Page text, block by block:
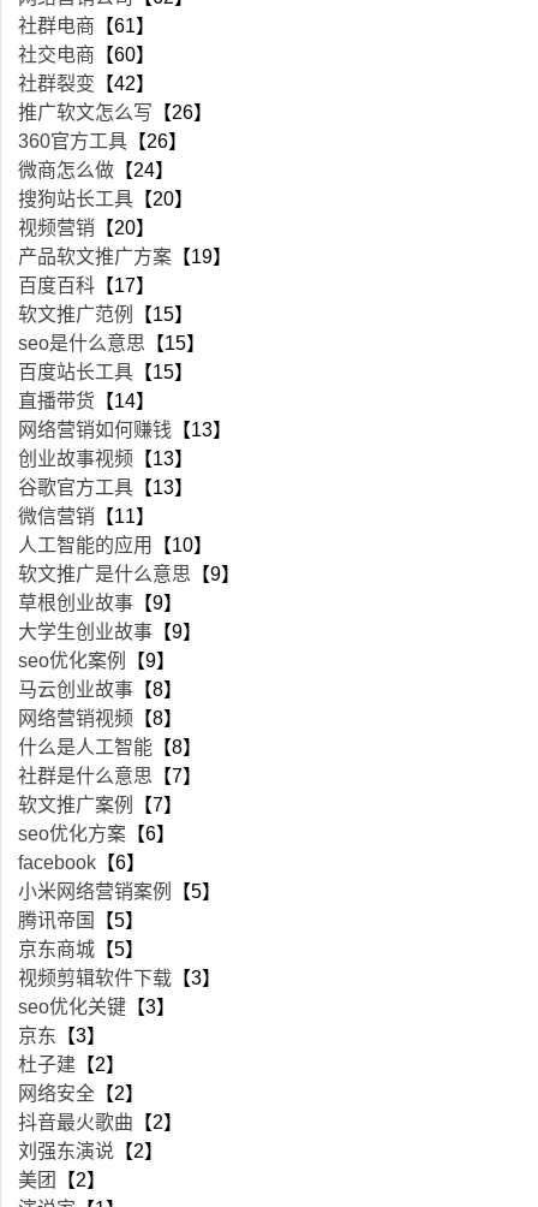
社群电商 【61】
社交电商 【60】
社群裂变 【42】
推广软文怎么写 【26】
360官方工具 【26】
微商怎么做 【24】
搜狗站长工具 【20】
视频营销 【20】
产品软文推广方案 【19】
百度百科 【17】
软文推广范例
【15】
seo是什么意思 【15】
百度站长工具 【15】
直播带货 【14】
网络营销如何赚钱 【13】
创业故事视频 【13】
谷歌官方工具 【13】
微信营销 【11】
人工智能的应用
【10】
软文推广是什么意思 【9】
草根创业故事 【9】
大学生创业故事 【9】
seo优化案例
【9】
马云创业故事 【8】
网络营销视频 【8】
什么是人工智能 【8】
社群是什么意思 【7】
软文推广案例
【7】
seo优化方案 【6】
facebook 【6】
小米网络营销案例
【5】
腾讯帝国
【5】
京东商城 【5】
视频剪辑软件下载 【3】
seo优化关键 【3】
京东 【3】
杜子建 【2】
网络安全 【2】
抖音最火歌曲 【2】
刘强东演说 【2】
美团
【2】